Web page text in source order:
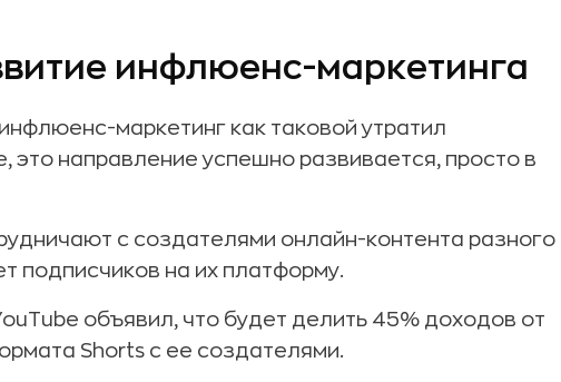
инфлюенс-маркетинга
маркетинг как таковой утратил
это направление успешно развивается, просто в
с создателями онлайн-контента разного
подписчиков на их платформу.
объявил, что будет делить 45% доходов от
Shorts с ее создателями.